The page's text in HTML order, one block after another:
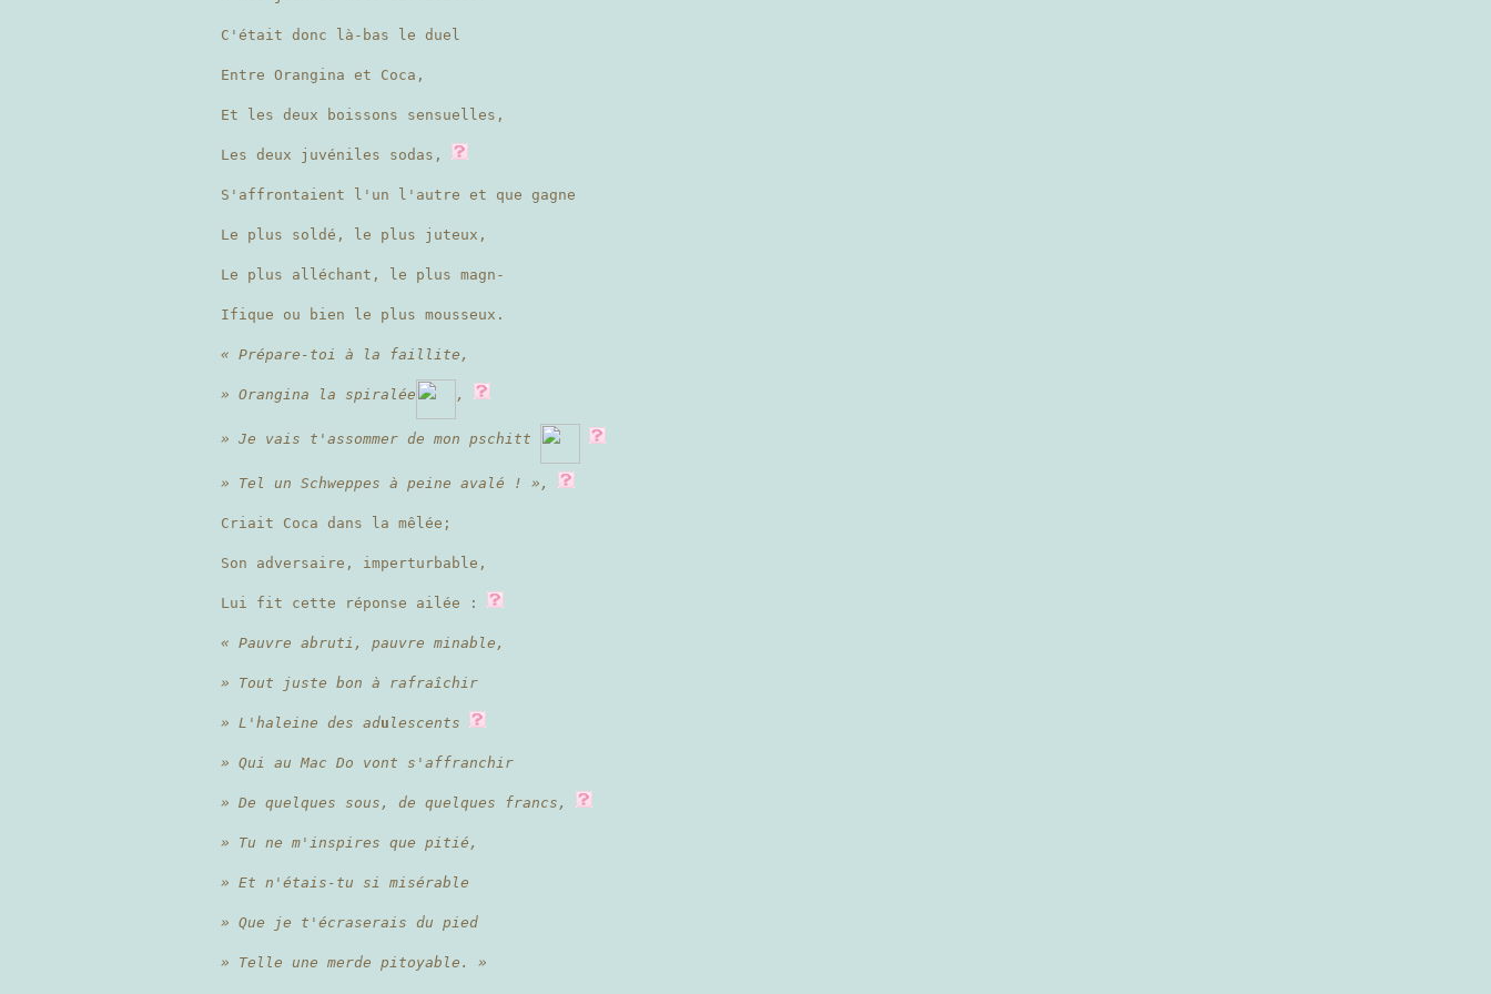
C'était donc là-bas le duel
Entre Orangina et Coca,
Et les deux boissons sensuelles,
Les deux juvéniles sodas,
S'affrontaient l'un l'autre et que gagne
Le plus soldé, le plus juteux,
Le plus alléchant, le plus magn-
Ifique ou bien le plus mousseux.
« Prépare-toi à la faillite,
» Orangina la spiralée ,
» Je vais t'assommer de mon pschitt
» Tel un Schweppes à peine avalé ! »,
Criait Coca dans la mêlée;
Son adversaire, imperturbable,
Lui fit cette réponse ailée :
« Pauvre abruti, pauvre minable,
» Tout juste bon à rafraîchir
» L'haleine des adu lescents
» Qui au Mac Do vont s'affranchir
» De quelques sous, de quelques francs,
» Tu ne m'inspires que pitié,
» Et n'étais-tu si misérable
» Que je t'écraserais du pied
» Telle une merde pitoyable. »